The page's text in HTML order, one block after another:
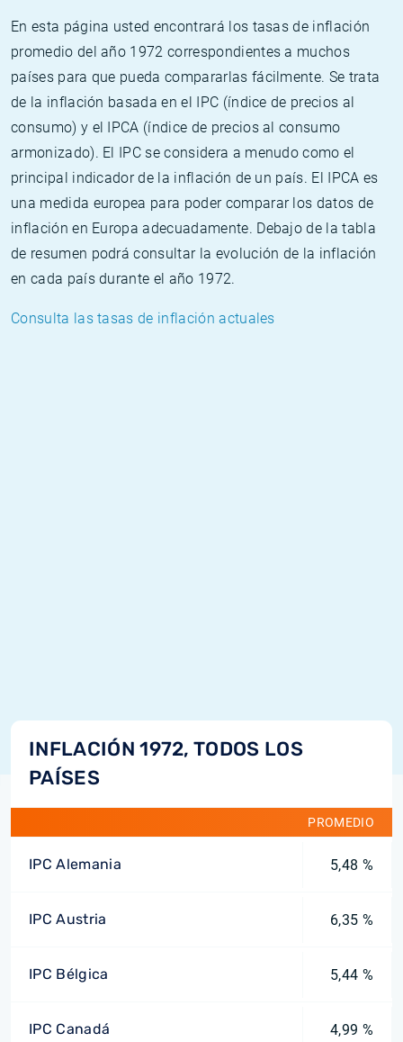
En esta página usted encontrará los tasas de inflación
promedio del año 1972 correspondientes a muchos
países para que pueda compararlas fácilmente. Se trata
de la inflación basada en el IPC (índice de precios al
consumo) y el IPCA (índice de precios al consumo
armonizado). El IPC se considera a menudo como el
principal indicador de la inflación de un país. El IPCA es
una medida europea para poder comparar los datos de
inflación en Europa adecuadamente. Debajo de la tabla
de resumen podrá consultar la evolución de la inflación
en cada país durante el año 1972.
Consulta las tasas de inflación actuales
INFLACIÓN 1972, TODOS LOS
PAÍSES
PROMEDIO
IPC Alemania 5,48 %
IPC Austria 6,35 %
IPC Bélgica 5,44 %
IPC Canadá 4,99 %